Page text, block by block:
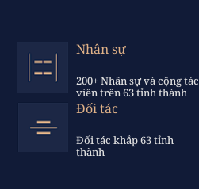
Nhân sự
200+ Nhân sự và cộng tác
viên trên 63 tỉnh thành
Đối tác
Đối tác khắp 63 tỉnh
thành